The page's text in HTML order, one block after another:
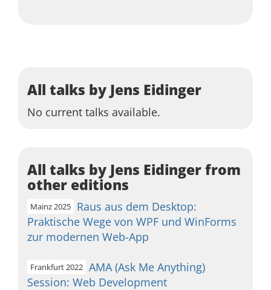
All talks by Jens Eidinger
No current talks available.
All talks by Jens Eidinger from
other editions
Mainz 2025
Raus aus dem Desktop:
Praktische Wege von WPF und WinForms
zur modernen Web-App
Frankfurt 2022 AMA (Ask Me Anything)
Session: Web Development